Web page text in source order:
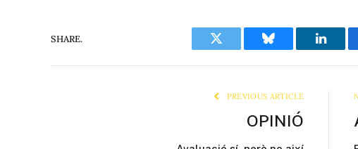
SHARE.
Twitter Bluesky
PREVIOUS ARTICLE
OPINIÓ